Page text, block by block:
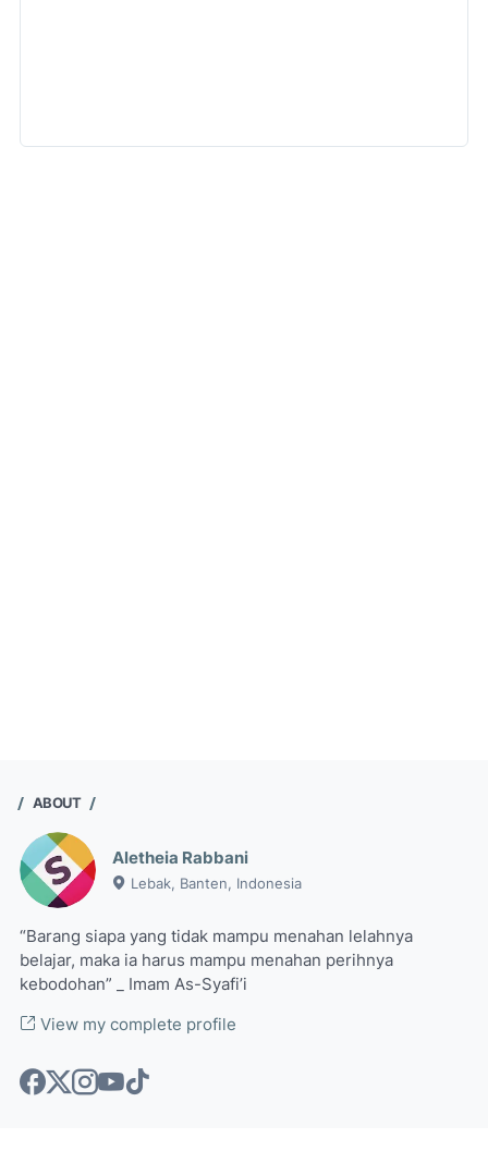
ABOUT
Aletheia Rabbani
Lebak, Banten, Indonesia
“Barang siapa yang tidak mampu menahan lelahnya
belajar, maka ia harus mampu menahan perihnya
kebodohan” _ Imam As-Syafi’i
View my complete profile